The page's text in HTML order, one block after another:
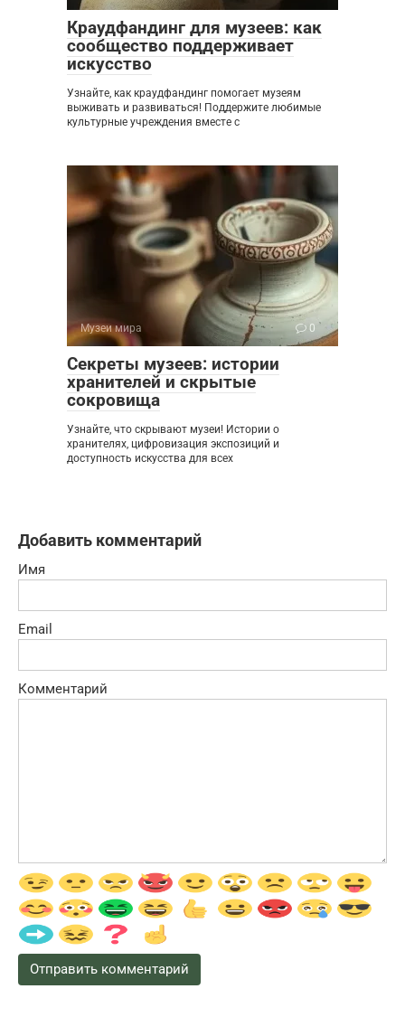
Краудфандинг для музеев: как
сообщество поддерживает
искусство
Узнайте, как краудфандинг помогает музеям
выживать и развиваться! Поддержите любимые
культурные учреждения вместе с
Музеи мира 0
Секреты музеев: истории
хранителей и скрытые
сокровища
Узнайте, что скрывают музеи! Истории о
хранителях, цифровизация экспозиций и
доступность искусства для всех
Добавить комментарий
Имя
Email
Комментарий